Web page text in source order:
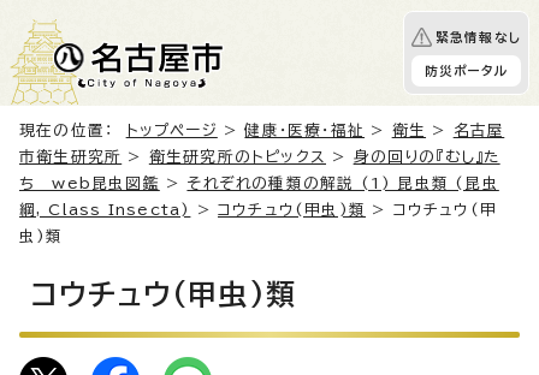
緊急情報なし
防災ポータル
現在の位置： トップページ >健康・医療・福祉 > 衛生 >
名古屋
市衛生研究所 > 衛生研究所のトピックス > 身の回りの『むし』た
ち web昆虫図鑑 > それぞれの種類の解説 (1) 昆虫類 (昆虫
綱, Class Insecta)
>コウチュウ(甲虫)類
> コウチュウ(甲
虫)類
コウチュウ(甲虫)類